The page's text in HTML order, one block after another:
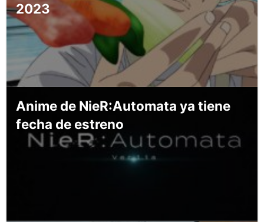
2023
Anime de NieR:Automata ya tiene
fecha de estreno